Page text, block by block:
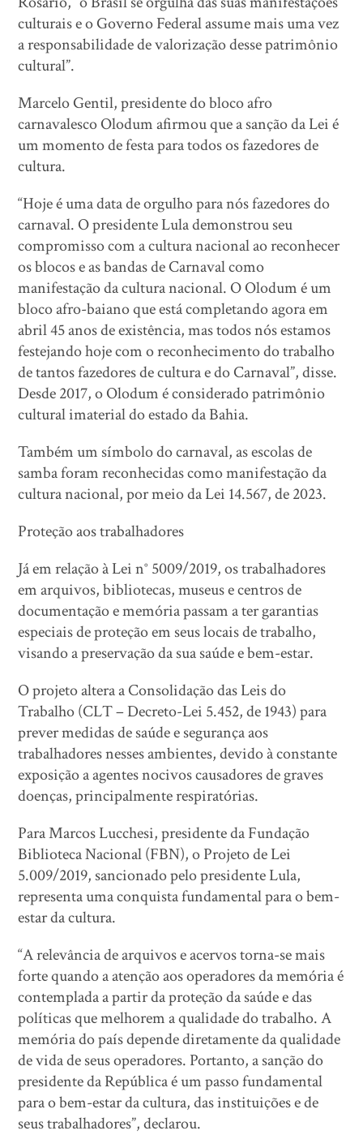
culturais e o Governo Federal assume mais uma vez
a responsabilidade de valorização desse patrimônio
cultural”.
Marcelo Gentil, presidente do bloco afro
carnavalesco Olodum afirmou que a sanção da Lei é
um momento de festa para todos os fazedores de
cultura.
“Hoje é uma data de orgulho para nós fazedores do
carnaval. O presidente Lula demonstrou seu
compromisso com a cultura nacional ao reconhecer
os blocos e as bandas de Carnaval como
manifestação da cultura nacional. O Olodum é um
bloco afro-baiano que está completando agora em
abril 45 anos de existência, mas todos nós estamos
festejando hoje com o reconhecimento do trabalho
de tantos fazedores de cultura e do Carnaval”, disse.
Desde 2017, o Olodum é considerado patrimônio
cultural imaterial do estado da Bahia.
Também um símbolo do carnaval, as escolas de
samba foram reconhecidas como manifestação da
cultura nacional, por meio da Lei 14.567, de 2023.
Proteção aos trabalhadores
Já em relação à Lei n° 5009/2019, os trabalhadores
em arquivos, bibliotecas, museus e centros de
documentação e memória passam a ter garantias
especiais de proteção em seus locais de trabalho,
visando a preservação da sua saúde e bem-estar.
O projeto altera a Consolidação das Leis do
Trabalho (CLT – Decreto-Lei 5.452, de 1943) para
prever medidas de saúde e segurança aos
trabalhadores nesses ambientes, devido à constante
exposição a agentes nocivos causadores de graves
doenças, principalmente respiratórias.
Para Marcos Lucchesi, presidente da Fundação
Biblioteca Nacional (FBN), o Projeto de Lei
5.009/2019, sancionado pelo presidente Lula,
representa uma conquista fundamental para o bem-
estar da cultura.
“A relevância de arquivos e acervos torna-se mais
forte quando a atenção aos operadores da memória é
contemplada a partir da proteção da saúde e das
políticas que melhorem a qualidade do trabalho. A
memória do país depende diretamente da qualidade
de vida de seus operadores. Portanto, a sanção do
presidente da República é um passo fundamental
para o bem-estar da cultura, das instituições e de
seus trabalhadores”, declarou.